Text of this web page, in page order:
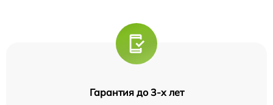
Гарантия до 3-х лет